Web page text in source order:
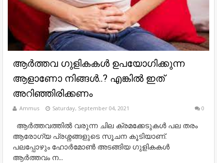
ആര്‍ത്തവ ഗുളികകള്‍ ഉപയോഗിക്കുന്ന
ആളാണോ നിങ്ങള്‍..? എങ്കില്‍ ഇത്
അറിഞ്ഞിരിക്കണം
Ammus Saturday, September 04, 2021 0
ആര്‍ത്തവത്തില്‍ വരുന്ന ചില ക്രമക്കേടുകള്‍ പല തരം
ആരോഗ്യ പ്രശ്നങ്ങളുടെ സൂചന കൂടിയാണ്.
പലപ്പോഴും ഹോര്‍മോണ്‍ അടങ്ങിയ ഗുളികകള്‍
ആര്‍ത്തവം ന...